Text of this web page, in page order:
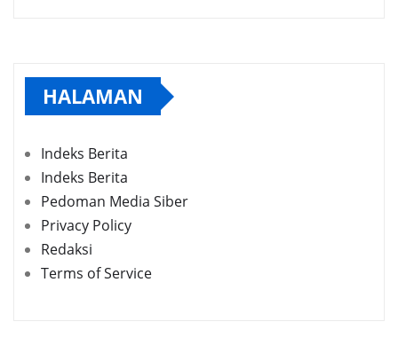
HALAMAN
Indeks Berita
Indeks Berita
Pedoman Media Siber
Privacy Policy
Redaksi
Terms of Service